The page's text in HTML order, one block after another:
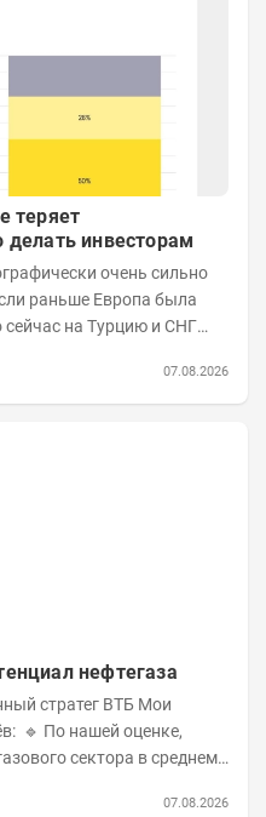
теряет
делать инвесторам
очень сильно
раньше Европа была
на Турцию и СНГ
07.08.2026
нефтегаза
стратег ВТБ Мои
сектора в среднем
07.08.2026